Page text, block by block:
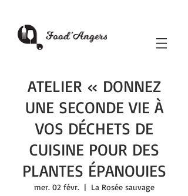
ATELIER « DONNEZ
UNE SECONDE VIE À
VOS DÉCHETS DE
CUISINE POUR DES
PLANTES ÉPANOUIES
mer. 02 févr.
  |
La Rosée sauvage